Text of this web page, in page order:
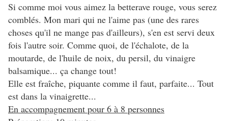
Si comme moi vous aimez la betterave rouge, vous serez
comblés. Mon mari qui ne l'aime pas (une des rares
choses qu'il ne mange pas d'ailleurs), s'en est servi deux
fois l'autre soir. Comme quoi, de l'échalote, de la
moutarde, de l'huile de noix, du persil, du vinaigre
balsamique... ça change tout!
Elle est fraîche, piquante comme il faut, parfaite... Tout
est dans la vinaigrette...
En accompagnement pour 6 à 8 personnes